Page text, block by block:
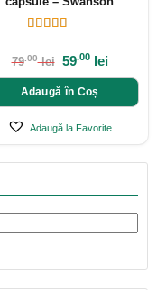
79.00 lei 59.00 lei
Adaugă în Coș
Adaugă la Favorite